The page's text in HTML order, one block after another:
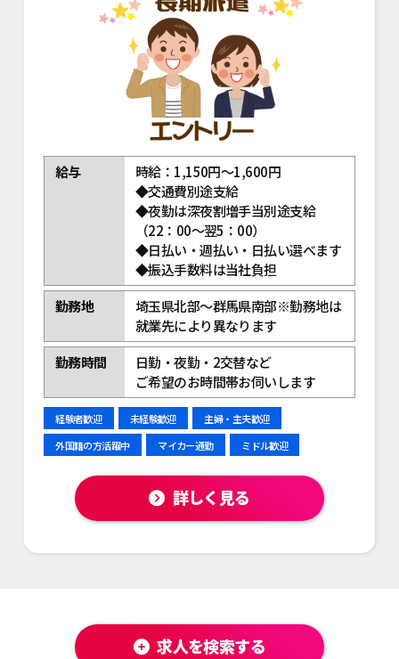
給与
時給：1,150円～1,600円
◆交通費別途支給
◆夜勤は深夜割増手当別途支給
（22：00～翌5：00）
◆日払い・週払い・日払い選べます
◆振込手数料は当社負担
勤務地
埼玉県北部～群馬県南部※勤務地は
就業先により異なります
勤務時間
日勤・夜勤・2交替など
ご希望のお時間帯お伺いします
経験者歓迎 未経験歓迎
主婦・主夫歓迎
外国籍の方活躍中
マイカー通勤 ミドル歓迎
詳しく見る
求人を検索する